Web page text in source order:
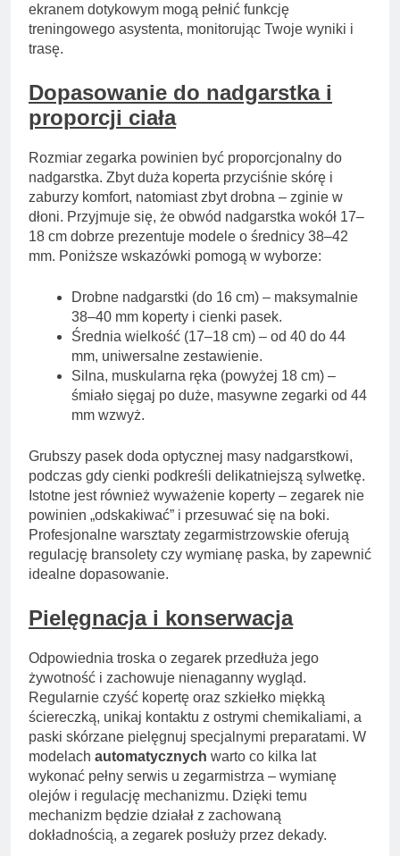
ekranem dotykowym mogą pełnić funkcję
treningowego asystenta, monitorując Twoje wyniki i
trasę.
Dopasowanie do nadgarstka i
proporcji ciała
Rozmiar zegarka powinien być proporcjonalny do
nadgarstka. Zbyt duża koperta przyciśnie skórę i
zaburzy komfort, natomiast zbyt drobna – zginie w
dłoni. Przyjmuje się, że obwód nadgarstka wokół 17–
18 cm dobrze prezentuje modele o średnicy 38–42
mm. Poniższe wskazówki pomogą w wyborze:
Drobne nadgarstki (do 16 cm) – maksymalnie
38–40 mm koperty i cienki pasek.
Średnia wielkość (17–18 cm) – od 40 do 44
mm, uniwersalne zestawienie.
Silna, muskularna ręka (powyżej 18 cm) –
śmiało sięgaj po duże, masywne zegarki od 44
mm wzwyż.
Grubszy pasek doda optycznej masy nadgarstkowi,
podczas gdy cienki podkreśli delikatniejszą sylwetkę.
Istotne jest również wyważenie koperty – zegarek nie
powinien „odskakiwać” i przesuwać się na boki.
Profesjonalne warsztaty zegarmistrzowskie oferują
regulację bransolety czy wymianę paska, by zapewnić
idealne dopasowanie.
Pielęgnacja i konserwacja
Odpowiednia troska o zegarek przedłuża jego
żywotność i zachowuje nienaganny wygląd.
Regularnie czyść kopertę oraz szkiełko miękką
ściereczką, unikaj kontaktu z ostrymi chemikaliami, a
paski skórzane pielęgnuj specjalnymi preparatami. W
modelach automatycznych warto co kilka lat
wykonać pełny serwis u zegarmistrza – wymianę
olejów i regulację mechanizmu. Dzięki temu
mechanizm będzie działał z zachowaną
dokładnością, a zegarek posłuży przez dekady.